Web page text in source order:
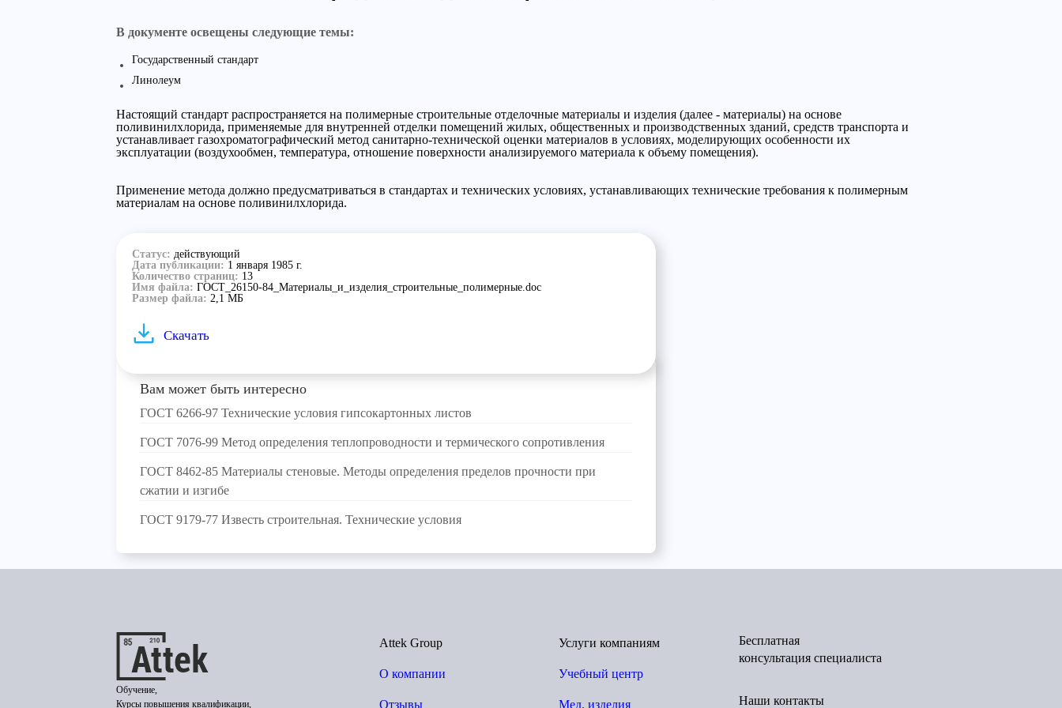
В документе освещены следующие темы:
Государственный стандарт
Линолеум
Настоящий стандарт распространяется на полимерные строительные отделочные материалы и изделия (далее - материалы) на основе
поливинилхлорида, применяемые для внутренней отделки помещений жилых, общественных и производственных зданий, средств транспорта и
устанавливает газохроматографический метод санитарно-технической оценки материалов в условиях, моделирующих особенности их
эксплуатации (воздухообмен, температура, отношение поверхности анализируемого материала к объему помещения).
Применение метода должно предусматриваться в стандартах и технических условиях, устанавливающих технические требования к полимерным
материалам на основе поливинилхлорида.
Статус: действующий
Дата публикации: 1 января 1985 г.
Количество страниц: 13
Имя файла: ГОСТ_26150-84_Материалы_и_изделия_строительные_полимерные.doc
Размер файла: 2,1 МБ
Скачать
Вам может быть интересно
ГОСТ 6266-97 Технические условия гипсокартонных листов
ГОСТ 7076-99 Метод определения теплопроводности и термического сопротивления
ГОСТ 8462-85 Материалы стеновые. Методы определения пределов прочности при
сжатии и изгибе
ГОСТ 9179-77 Известь строительная. Технические условия
Обучение,
Курсы повышения квалификации,
Attek Group
О компании
Отзывы
Услуги компаниям
Учебный центр
Мед. изделия
Бесплатная
консультация специалиста
Наши контакты